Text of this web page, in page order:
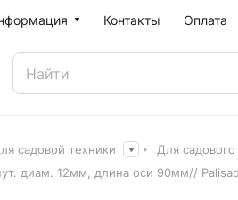
Контакты Оплата
садовой техники Для
диам. 12мм, длина оси 90мм// Palisad